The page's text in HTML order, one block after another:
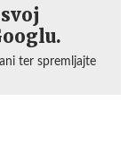
ter spremljajte